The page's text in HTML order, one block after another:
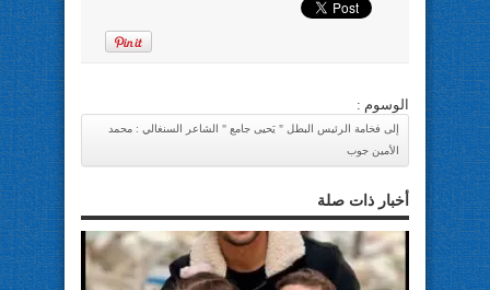
الوسوم :
إلى فخامة الرئيس البطل " يَحيى جامع " الشاعر السنغالي : محمد
الأمين جوب
أخبار ذات صلة